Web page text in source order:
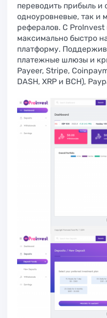
переводить прибыль и
одноуровневые, так и
рефералов. С
максимально быстро
платформу.
платежные шлюзы и
Payeer, Stripe,
DASH, XRP и BCH),